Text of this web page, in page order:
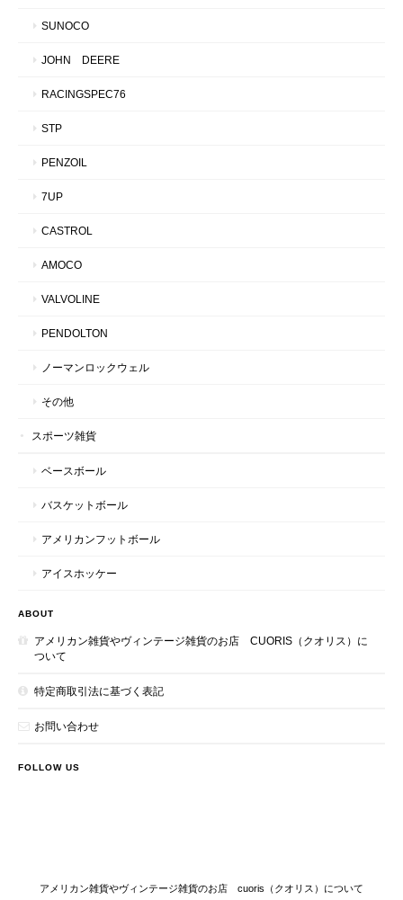
SUNOCO
JOHN DEERE
RACINGSPEC76
STP
PENZOIL
7UP
CASTROL
AMOCO
VALVOLINE
PENDOLTON
ノーマンロックウェル
その他
スポーツ雑貨
ベースボール
バスケットボール
アメリカンフットボール
アイスホッケー
ABOUT
アメリカン雑貨やヴィンテージ雑貨のお店 CUORIS（クオリス）に
ついて
特定商取引法に基づく表記
お問い合わせ
FOLLOW US
アメリカン雑貨やヴィンテージ雑貨のお店 cuoris（クオリス）について